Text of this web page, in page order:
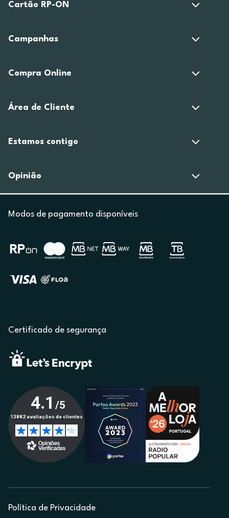
Cartão RP-ON
Campanhas
Compra Online
Área de Cliente
Estamos contigo
Opinião
Modos de pagamento disponíveis
Certificado de segurança
Política de Privacidade